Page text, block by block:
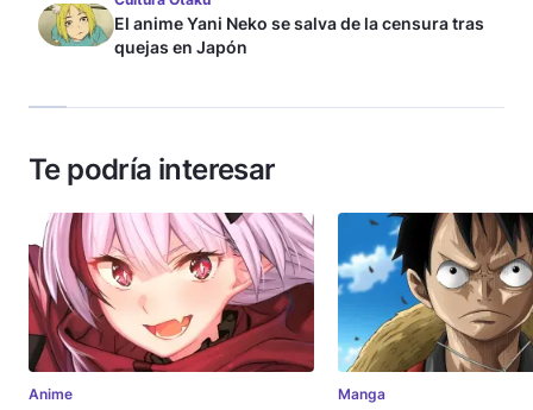
El anime Yani Neko se salva de la censura tras
quejas en Japón
Te podría interesar
Anime Manga